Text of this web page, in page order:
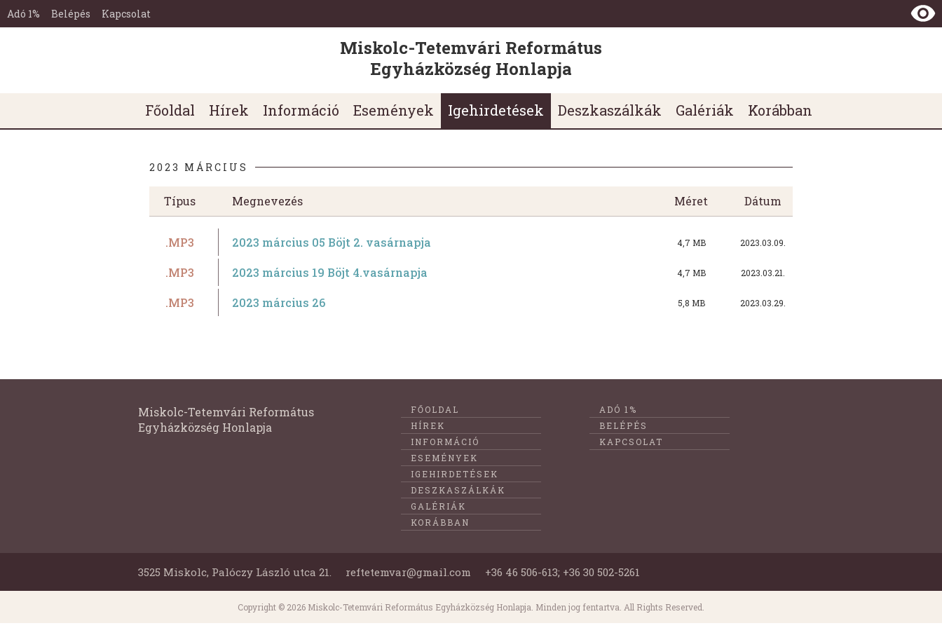
Miskolc-
Tetemvári
Református
Ugrás a tartalomra
Ugrás a láblécre
Adó 1% Belépés Kapcsolat
Miskolc-Tetemvári Református
Egyházközség Honlapja
Főmenü
Főoldal Hírek Információ Események Igehirdetések Deszkaszálkák Galériák Korábban
2023 MÁRCIUS
Típus Megnevezés Méret Dátum
.MP3 2023 március 05 Böjt 2. vasárnapja 4,7 MB 2023.03.09.
.MP3 2023 március 19 Böjt 4.vasárnapja 4,7 MB 2023.03.21.
.MP3 2023 március 26 5,8 MB 2023.03.29.
Miskolc-Tetemvári Református
Egyházközség Honlapja
Lábléc
menüje
FŐOLDAL
HÍREK
INFORMÁCIÓ
ESEMÉNYEK
IGEHIRDETÉSEK
DESZKASZÁLKÁK
GALÉRIÁK
KORÁBBAN
ADÓ 1%
BELÉPÉS
KAPCSOLAT
3525 Miskolc, Palóczy László utca 21. reftetemvar@gmail.com +36 46 506-613; +36 30 502-5261
Copyright © 2026 Miskolc-Tetemvári Református Egyházközség Honlapja. Minden jog fentartva. All Rights Reserved.